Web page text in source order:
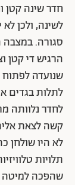
חדר שינה
לשינה, ולכן
סגורה.
הרגיש די קטן
שנועדה
לתלות בגדים
לחדר נלוותה
קשה לצאת
לא היו שולחן
תלויות
שהפכה למיטה